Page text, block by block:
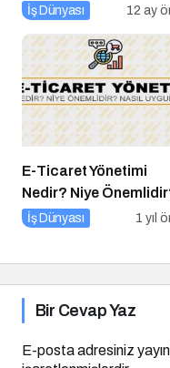
İş Dünyası 12 ay
E-Ticaret Yönetimi
Nedir? Niye
E-Ticaret Yönetimi
İş Dünyası 1 yıl
Bir Cevap Yaz
E-posta adresiniz